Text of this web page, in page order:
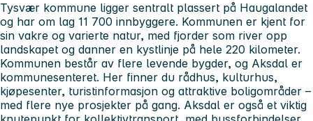
Tysvær kommune ligger sentralt plassert på Haugalandet
og har om lag 11 700 innbyggere. Kommunen er kjent for
sin vakre og varierte natur, med fjorder som river opp
landskapet og danner en kystlinje på hele 220 kilometer.
Kommunen består av flere levende bygder, og Aksdal er
kommunesenteret. Her finner du rådhus, kulturhus,
kjøpesenter, turistinformasjon og attraktive boligområder –
med flere nye prosjekter på gang. Aksdal er også et viktig